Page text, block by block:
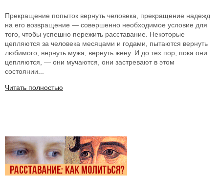
Прекращение попыток вернуть человека, прекращение надежд
на его возвращение — совершенно необходимое условие для
того, чтобы успешно пережить расставание. Некоторые
цепляются за человека месяцами и годами, пытаются вернуть
любимого, вернуть мужа, вернуть жену. И до тех пор, пока они
цепляются, — они мучаются, они застревают в этом
состоянии...
Читать полностью